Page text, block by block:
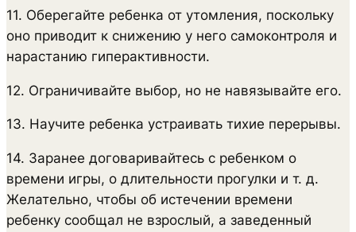
11. Оберегайте ребенка от утомления, поскольку
оно приводит к снижению у него самоконтроля и
нарастанию гиперактивности.
12. Ограничивайте выбор, но не навязывайте его.
13. Научите ребенка устраивать тихие перерывы.
14. Заранее договаривайтесь с ребенком о
времени игры, о длительности прогулки и т. д.
Желательно, чтобы об истечении времени
ребенку сообщал не взрослый, а заведенный